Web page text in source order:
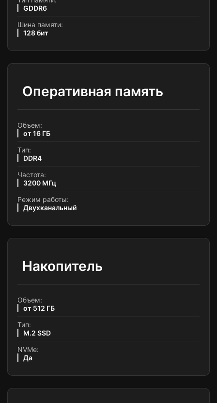
GDDR6
Шина памяти:
128 бит
Оперативная память
Объем:
от 16 ГБ
Тип:
DDR4
Частота:
3200 МГц
Режим работы:
Двухканальный
Накопитель
Объем:
от 512 ГБ
Тип:
M.2 SSD
NVMe:
Да